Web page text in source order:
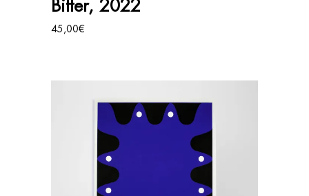
Bitter, 2022
45,00€